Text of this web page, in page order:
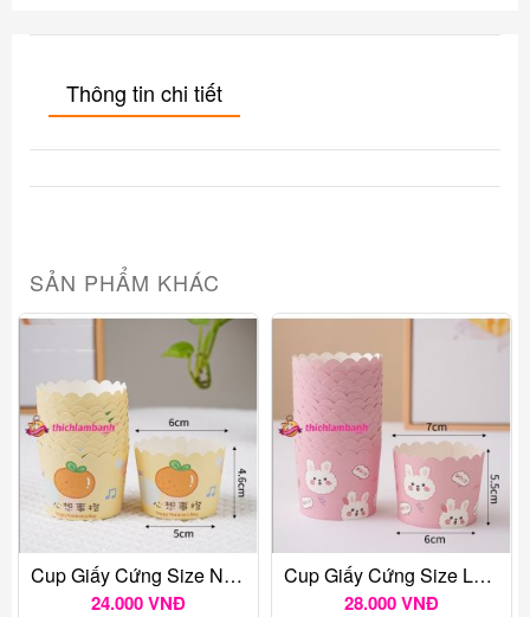
Thông tin chi tiết
SẢN PHẨM KHÁC
Cup Giấy Cứng Size Nhỏ 50 Cái
24.000 VNĐ
Cup Giấy Cứng Size Lớn 50 Cái
28.000 VNĐ